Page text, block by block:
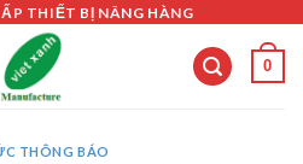
THIẾT BỊ NÂNG HÀNG
0
THÔNG BÁO